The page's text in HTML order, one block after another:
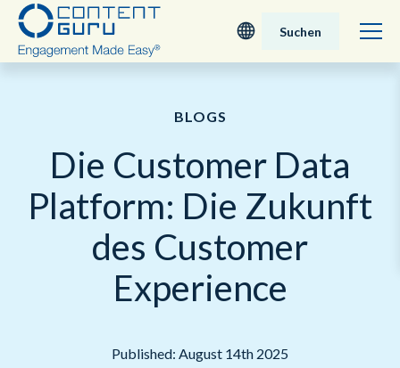
Nederlands
Suchen
BLOGS
Die Customer Data
Platform: Die Zukunft
des Customer
Experience
Published: August 14th 2025